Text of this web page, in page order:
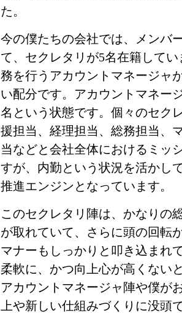
た。
今の僕たちの会社では、メンバ
て、セクレタリが5名在籍して
務を行うアカウントマネージャ
い配分です。アカウントマネー
名という状態です。個々のセク
援担当、経理担当、総務担当、
当などと会社全体におけるミッ
すが、内勤という状況を活かし
推進エンジンとなっています。
このセクレタリ陣は、かなりの
が取れていて、さらに頭の回転
マナーもしっかりと叩き込まれ
柔軟に、かつ向上心が高くない
アカウントマネージャ陣や僕が
上や新しい仕組みづくりに没頭